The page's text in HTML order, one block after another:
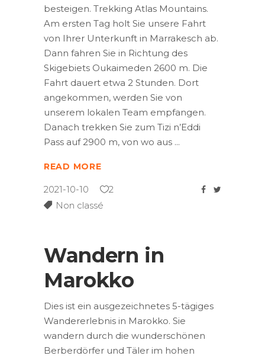
besteigen. Trekking Atlas Mountains.
Am ersten Tag holt Sie unsere Fahrt
von Ihrer Unterkunft in Marrakesch ab.
Dann fahren Sie in Richtung des
Skigebiets Oukaimeden 2600 m. Die
Fahrt dauert etwa 2 Stunden. Dort
angekommen, werden Sie von
unserem lokalen Team empfangen.
Danach trekken Sie zum Tizi n’Eddi
Pass auf 2900 m, von wo aus
READ MORE
2021-10-10
2
Non classé
Wandern in
Marokko
Dies ist ein ausgezeichnetes 5-tägiges
Wandererlebnis in Marokko. Sie
wandern durch die wunderschönen
Berberdörfer und Täler im hohen